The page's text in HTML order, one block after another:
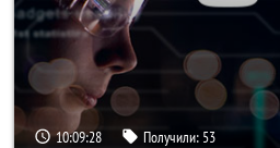
10:09:28 Получили: 53